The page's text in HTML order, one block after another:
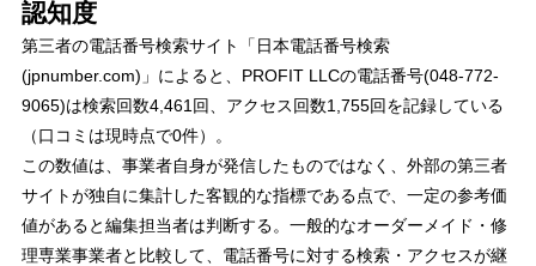
認知度
第三者の電話番号検索サイト「日本電話番号検索
(jpnumber.com)」によると、PROFIT LLCの電話番号(048-772-
9065)は検索回数4,461回、アクセス回数1,755回を記録している
（口コミは現時点で0件）。
この数値は、事業者自身が発信したものではなく、外部の第三者
サイトが独自に集計した客観的な指標である点で、一定の参考価
値があると編集担当者は判断する。一般的なオーダーメイド・修
理専業事業者と比較して、電話番号に対する検索・アクセスが継